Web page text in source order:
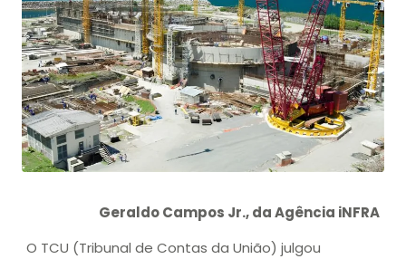
Geraldo Campos Jr., da Agência iNFRA
O TCU (Tribunal de Contas da União) julgou